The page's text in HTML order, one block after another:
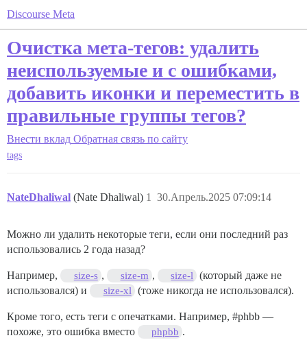
Discourse Meta
Очистка мета-тегов: удалить
неиспользуемые и с ошибками,
добавить иконки и переместить в
правильные группы тегов?
Внести вклад Обратная связь по сайту
tags
NateDhaliwal (Nate Dhaliwal) 30.Апрель.2025 07:09:14
1
Можно ли удалить некоторые теги, если они последний раз
использовались 2 года назад?
Например, size-s , size-m , size-l (который даже не
использовался) и
size-xl (тоже никогда не использовался).
Кроме того, есть теги с опечатками. Например, #phbb —
похоже, это ошибка вместо
phpbb .